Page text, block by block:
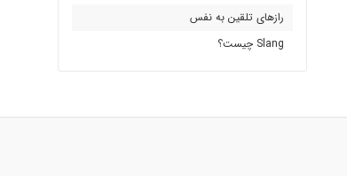
رازهای تلقین به نفس
Slang چیست؟